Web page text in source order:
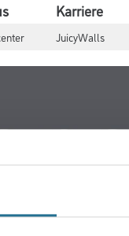
Karriere
JuicyWalls